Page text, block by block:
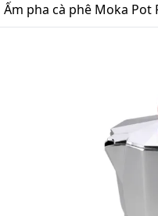
Ấm pha cà phê Moka Pot